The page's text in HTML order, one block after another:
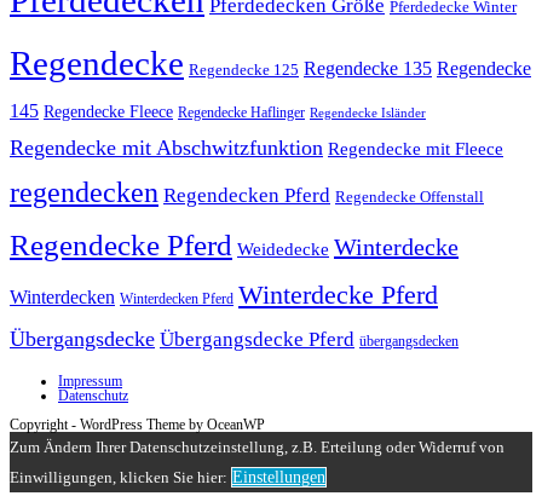
Pferdedecken Größe Pferdedecke Winter
Regendecke Regendecke 125 Regendecke 135 Regendecke
145 Regendecke Fleece Regendecke Haflinger Regendecke Isländer
Regendecke mit Abschwitzfunktion Regendecke mit Fleece
regendecken Regendecken Pferd Regendecke Offenstall
Regendecke Pferd Weidedecke Winterdecke
Winterdecken Winterdecken Pferd Winterdecke Pferd
Übergangsdecke Übergangsdecke Pferd übergangsdecken
Impressum
Datenschutz
Copyright - WordPress Theme by OceanWP
Zum Ändern Ihrer Datenschutzeinstellung, z.B. Erteilung oder Widerruf von
Einwilligungen, klicken Sie hier: Einstellungen